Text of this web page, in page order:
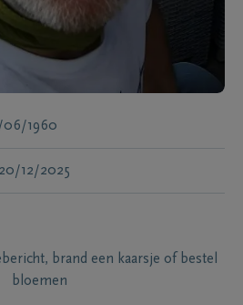
06/1960
20/12/2025
brand een kaarsje of bestel
bloemen